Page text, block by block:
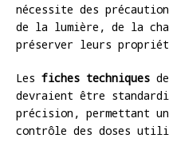
nécessite des
de la lumière, de la
préserver leurs
Les fiches techniques
devraient être
précision, permettant
contrôle des doses